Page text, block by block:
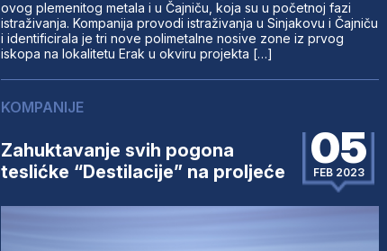
ovog plemenitog metala i u Čajniču, koja su u početnoj fazi
istraživanja. Kompanija provodi istraživanja u Sinjakovu i Čajniču
i identificirala je tri nove polimetalne nosive zone iz prvog
iskopa na lokalitetu Erak u okviru projekta […]
KOMPANIJE
Zahuktavanje svih pogona
teslićke “Destilacije” na proljeće
05
FEB 2023